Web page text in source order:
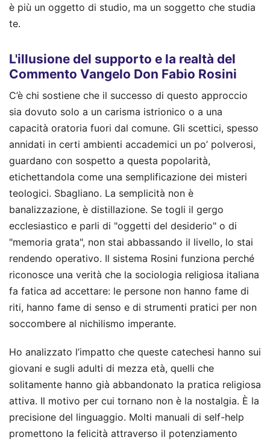
è più un oggetto di studio, ma un soggetto che studia
te.
L'illusione del supporto e la realtà del
Commento Vangelo Don Fabio Rosini
C’è chi sostiene che il successo di questo approccio
sia dovuto solo a un carisma istrionico o a una
capacità oratoria fuori dal comune. Gli scettici, spesso
annidati in certi ambienti accademici un po’ polverosi,
guardano con sospetto a questa popolarità,
etichettandola come una semplificazione dei misteri
teologici. Sbagliano. La semplicità non è
banalizzazione, è distillazione. Se togli il gergo
ecclesiastico e parli di "oggetti del desiderio" o di
"memoria grata", non stai abbassando il livello, lo stai
rendendo operativo. Il sistema Rosini funziona perché
riconosce una verità che la sociologia religiosa italiana
fa fatica ad accettare: le persone non hanno fame di
riti, hanno fame di senso e di strumenti pratici per non
soccombere al nichilismo imperante.
Ho analizzato l’impatto che queste catechesi hanno sui
giovani e sugli adulti di mezza età, quelli che
solitamente hanno già abbandonato la pratica religiosa
attiva. Il motivo per cui tornano non è la nostalgia. È la
precisione del linguaggio. Molti manuali di self-help
promettono la felicità attraverso il potenziamento